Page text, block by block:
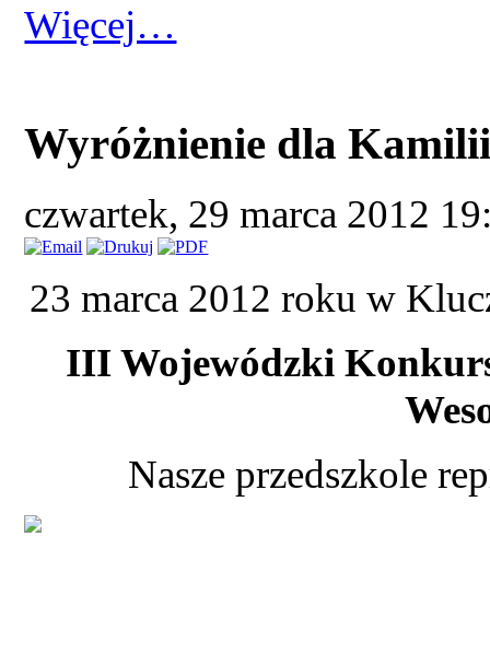
Więcej…
Wyróżnienie dla
czwartek, 29 marca 2012
23 marca 2012 roku w
III Wojewódzki
Nasze przedszkole